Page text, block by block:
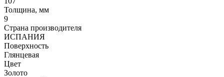
Толщина, мм
9
Страна производителя
ИСПАНИЯ
Поверхность
Глянцевая
Цвет
Золото